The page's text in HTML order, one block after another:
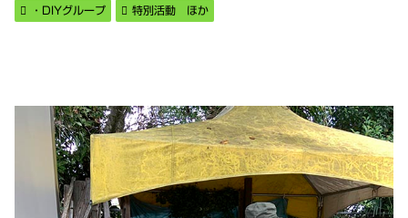
・DIYグループ 特別活動 ほか